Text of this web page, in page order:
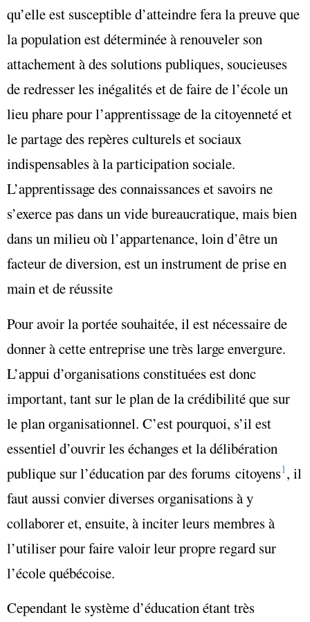
qu’elle est susceptible d’atteindre fera la preuve que
la population est déterminée à renouveler son
attachement à des solutions publiques, soucieuses
de redresser les inégalités et de faire de l’école un
lieu phare pour l’apprentissage de la citoyenneté et
le partage des repères culturels et sociaux
indispensables à la participation sociale.
L’apprentissage des connaissances et savoirs ne
s’exerce pas dans un vide bureaucratique, mais bien
dans un milieu où l’appartenance, loin d’être un
facteur de diversion, est un instrument de prise en
main et de réussite
Pour avoir la portée souhaitée, il est nécessaire de
donner à cette entreprise une très large envergure.
L’appui d’organisations constituées est donc
important, tant sur le plan de la crédibilité que sur
le plan organisationnel. C’est pourquoi, s’il est
essentiel d’ouvrir les échanges et la délibération
publique sur l’éducation par des forums citoyens1 , il
faut aussi convier diverses organisations à y
collaborer et, ensuite, à inciter leurs membres à
l’utiliser pour faire valoir leur propre regard sur
l’école québécoise.
Cependant le système d’éducation étant très